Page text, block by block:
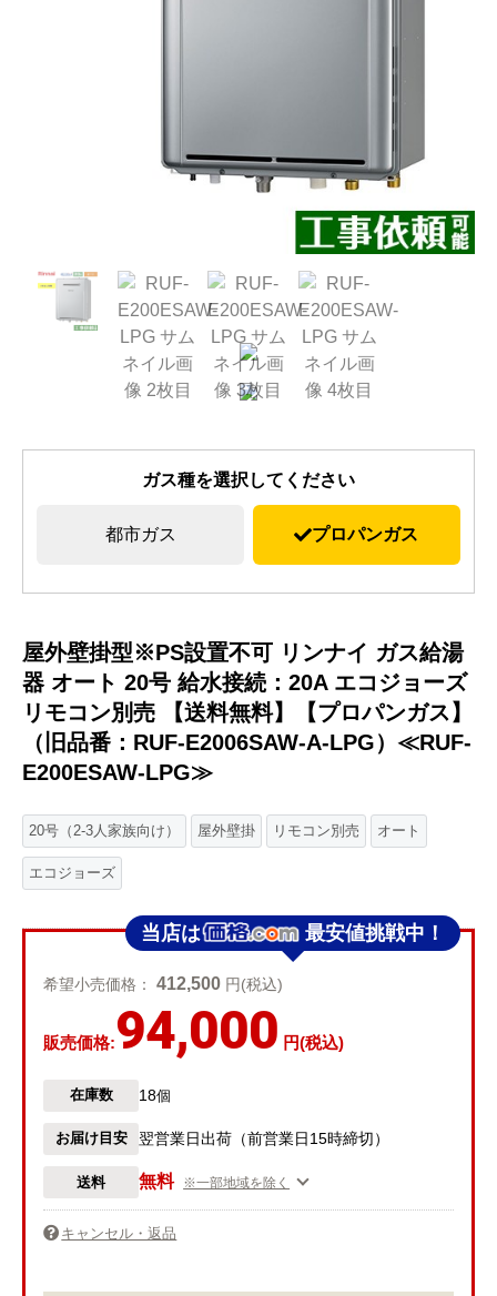
ガス種を選択してください
都市ガス プロパンガス
屋外壁掛型※PS設置不可 リンナイ ガス給湯
器 オート 20号 給水接続：20A エコジョーズ
リモコン別売 【送料無料】【プロパンガス】
（旧品番：RUF-E2006SAW-A-LPG）≪RUF-
E200ESAW-LPG≫
20号（2-3人家族向け） 屋外壁掛 リモコン別売 オート
エコジョーズ
当店は 最安値挑戦中！
希望小売価格：412,500 円(税込)
販売価格:94,000 円(税込)
在庫数 18個
お届け目安 翌営業日出荷（前営業日15時締切）
送料 無料 ※一部地域を除く
キャンセル・返品